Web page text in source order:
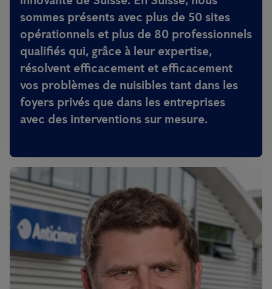
sommes présents avec plus de 50 sites
opérationnels et plus de 80 professionnels
qualifiés qui, grâce à leur expertise,
résolvent efficacement et efficacement
vos problèmes de nuisibles tant dans les
foyers privés que dans les entreprises
avec des interventions sur mesure.